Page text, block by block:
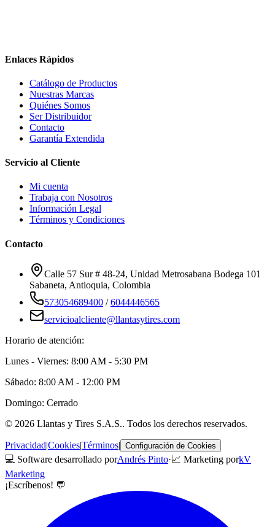
Enlaces Rápidos
Catálogo de Productos
Nuestras Marcas
Quiénes Somos
Ser Distribuidor
Contacto
Garantía Extendida
Servicio al Cliente
Mi cuenta
Trabaja con Nosotros
Información Legal
Términos y Condiciones
Contacto
Calle 57 Sur # 48-24, Unidad Metrosabana Bodega 101
Sabaneta, Antioquia, Colombia
573054689400 /6044446565
servicioalcliente@llantasytires.com
Horario de atención:
Lunes - Viernes: 8:00 AM - 5:30 PM
Sábado: 8:00 AM - 12:00 PM
Domingo: Cerrado
© 2026 Llantas y Tires S.A.S.. Todos los derechos reservados.
Privacidad|Cookies|Términos| Configuración de Cookies
💻 Software desarrollado porAndrés Pinto·📈 Marketing porkV
Marketing
¡Escríbenos! 💬